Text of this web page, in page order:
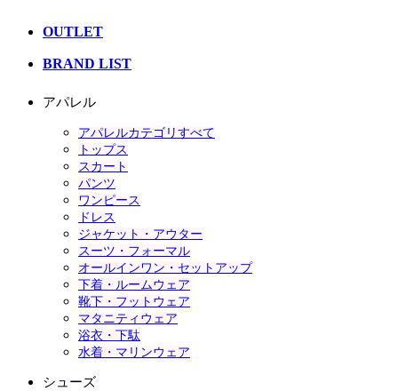
OUTLET
BRAND LIST
アパレル
アパレルカテゴリすべて
トップス
スカート
パンツ
ワンピース
ドレス
ジャケット・アウター
スーツ・フォーマル
オールインワン・セットアップ
下着・ルームウェア
靴下・フットウェア
マタニティウェア
浴衣・下駄
水着・マリンウェア
シューズ